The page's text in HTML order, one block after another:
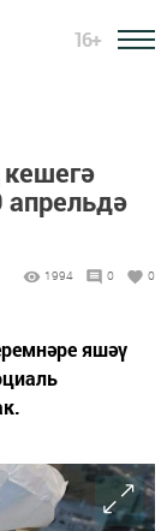
16+
1994 0 0
яшәү